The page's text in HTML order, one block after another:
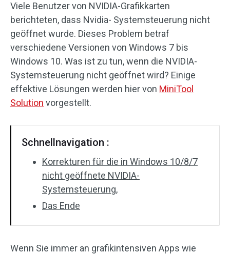
Viele Benutzer von NVIDIA-Grafikkarten
berichteten, dass Nvidia- Systemsteuerung nicht
geöffnet wurde. Dieses Problem betraf
verschiedene Versionen von Windows 7 bis
Windows 10. Was ist zu tun, wenn die NVIDIA-
Systemsteuerung nicht geöffnet wird? Einige
effektive Lösungen werden hier von MiniTool
Solution vorgestellt.
Schnellnavigation :
Korrekturen für die in Windows 10/8/7
nicht geöffnete NVIDIA-
Systemsteuerung,
Das Ende
Wenn Sie immer an grafikintensiven Apps wie